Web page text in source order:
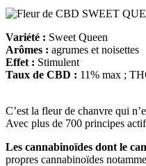
Variété : Sweet Queen
Arômes : agrumes et noisettes
Effet : Stimulent
Taux de CBD : 11% max ;
C’est la fleur de chanvre qui
Avec plus de 700 principes
Les cannabinoïdes dont le
propres cannabinoïdes